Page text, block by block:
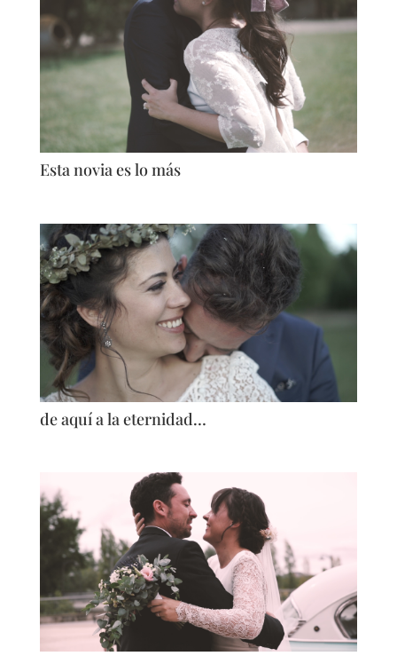
Esta novia es lo más
de aquí a la eternidad…